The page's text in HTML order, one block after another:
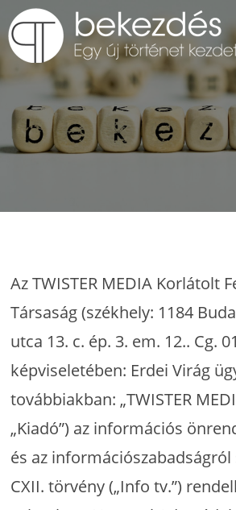
Skip
to
content
BEKEZDÉS
Az TWISTER MEDIA Korlátolt
Társaság (székhely: 1184
utca 13. c. ép. 3. em. 12.. Cg.
képviseletében: Erdei Virág
továbbiakban: „TWISTER
„Kiadó”) az információs
és az információszabadságról
CXII. törvény („Info tv.”)